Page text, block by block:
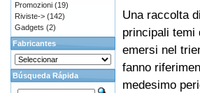
Una raccolta
principali temi
emersi nel
fanno
medesimo
Promozioni (19)
Riviste-> (142)
Gadgets (2)
Fabricantes
Búsqueda Rápida